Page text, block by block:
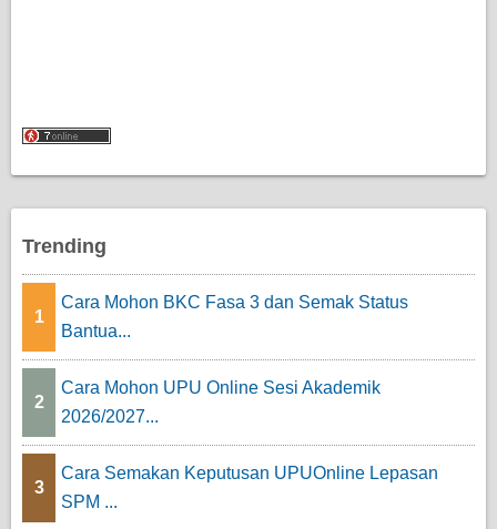
Trending
1
Cara Mohon BKC Fasa 3 dan Semak Status
Bantua...
2
Cara Mohon UPU Online Sesi Akademik
2026/2027...
3
Cara Semakan Keputusan UPUOnline Lepasan
SPM ...